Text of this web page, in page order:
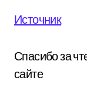
Источник
Спасибо за
сайте